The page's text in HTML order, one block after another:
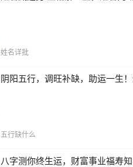
姓名详批
阴阳五行，调旺补缺，助运一生
五行缺什么
八字测你终生运，财富事业福寿